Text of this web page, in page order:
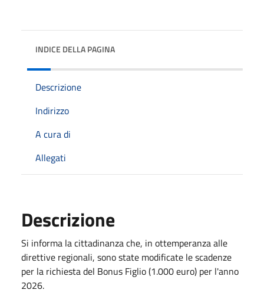
INDICE DELLA PAGINA
Descrizione
Indirizzo
A cura di
Allegati
Descrizione
Si informa la cittadinanza che, in ottemperanza alle
direttive regionali, sono state modificate le scadenze
per la richiesta del Bonus Figlio (1.000 euro) per l'anno
2026.